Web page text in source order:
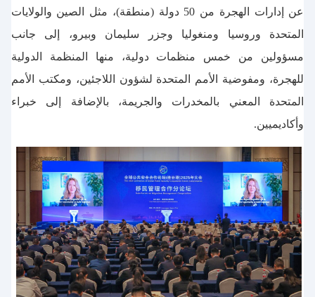
عن إدارات الهجرة من 50 دولة (منطقة)، مثل الصين والولايات
المتحدة وروسيا ومنغوليا وجزر سليمان وبيرو، إلى جانب
مسؤولين من خمس منظمات دولية، منها المنظمة الدولية
للهجرة، ومفوضية الأمم المتحدة لشؤون اللاجئين، ومكتب الأمم
المتحدة المعني بالمخدرات والجريمة، بالإضافة إلى خبراء
وأكاديميين.